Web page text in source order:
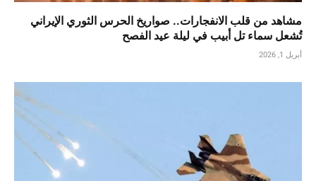
مشاهد من قلب الانفجارات.. صواريخ الحرس الثوري الإيراني
تُشعل سماء تل أبيب في ليلة عيد الفصح
أبريل 1, 2026